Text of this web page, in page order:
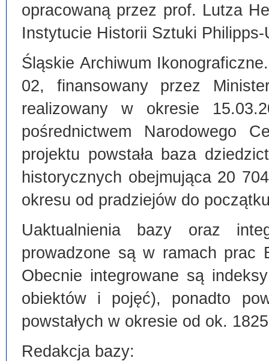
opracowaną przez prof. Lutza
Instytucie Historii Sztuki
Śląskie Archiwum
02, finansowany przez
realizowany w okresie
pośrednictwem Narodowego
projektu powstała baza
historycznych obejmująca 20
okresu od pradziejów do
Uaktualnienia bazy oraz
prowadzone są w ramach prac
Obecnie integrowane są
obiektów i pojęć), ponadto
powstałych w okresie od ok.
Redakcja bazy: